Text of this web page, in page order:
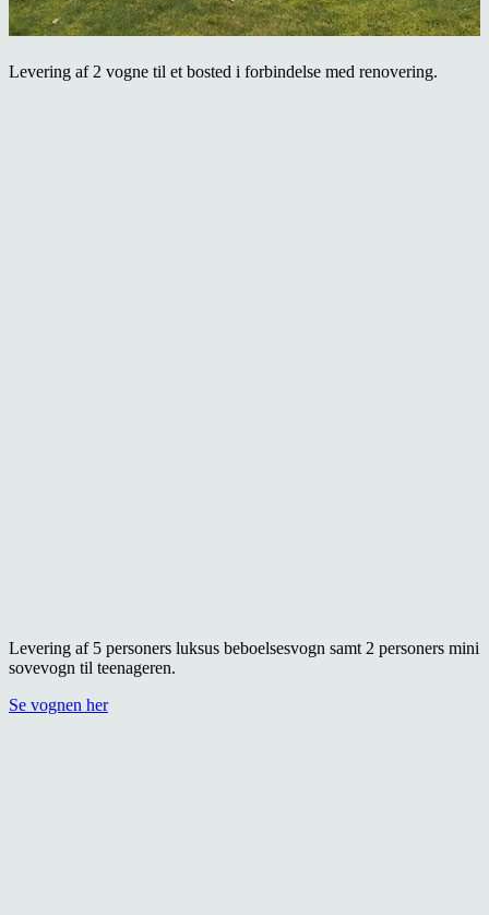
Levering af 2 vogne til et bosted i forbindelse med renovering.
Levering af 5 personers luksus beboelsesvogn samt 2 personers mini
sovevogn til teenageren.
Se vognen her